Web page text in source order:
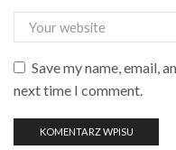
Save my name, email,
next time I comment.